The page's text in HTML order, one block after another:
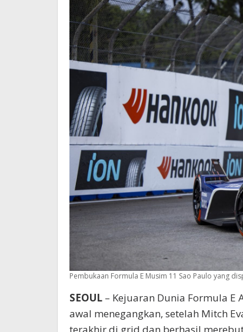
Pembukaan Formula E Musim 11 Sao Paulo yang
SEOUL – Kejuaran Dunia Formula E
awal menegangkan, setelah Mitch